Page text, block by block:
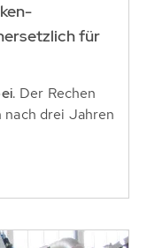
für
. Der Rechen
drei Jahren